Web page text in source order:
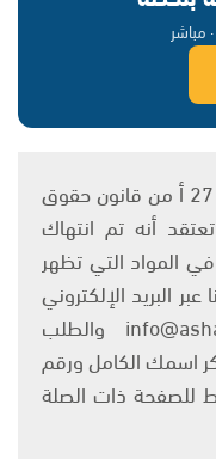
مباشر
يتم الاستخدام المواد وفقًا للمادة 27 أ من قانون حقوق
وإن كنت تعتقد أنه تم انتهاك
المواد التي تظهر
البريد الإلكتروني
على العنوان التالي: info@ashams.com والطلب
اسمك الكامل ورقم
للصفحة ذات الصلة